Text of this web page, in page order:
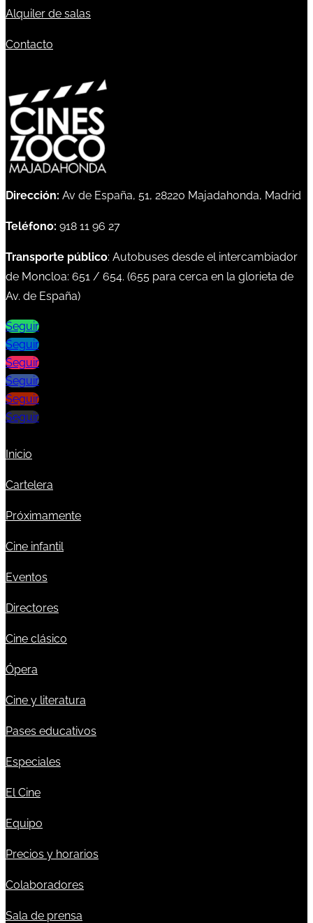
Alquiler de salas
Contacto
Dirección: Av de España, 51, 28220 Majadahonda, Madrid
Teléfono: 918 11 96 27
Transporte público: Autobuses desde el intercambiador
de Moncloa: 651 / 654. (655 para cerca en la glorieta de
Av. de España)
Seguir
Seguir
Seguir
Seguir
Seguir
Seguir
Inicio
Cartelera
Próximamente
Cine infantil
Eventos
Directores
Cine clásico
Ópera
Cine y literatura
Pases educativos
Especiales
El Cine
Equipo
Precios y horarios
Colaboradores
Sala de prensa